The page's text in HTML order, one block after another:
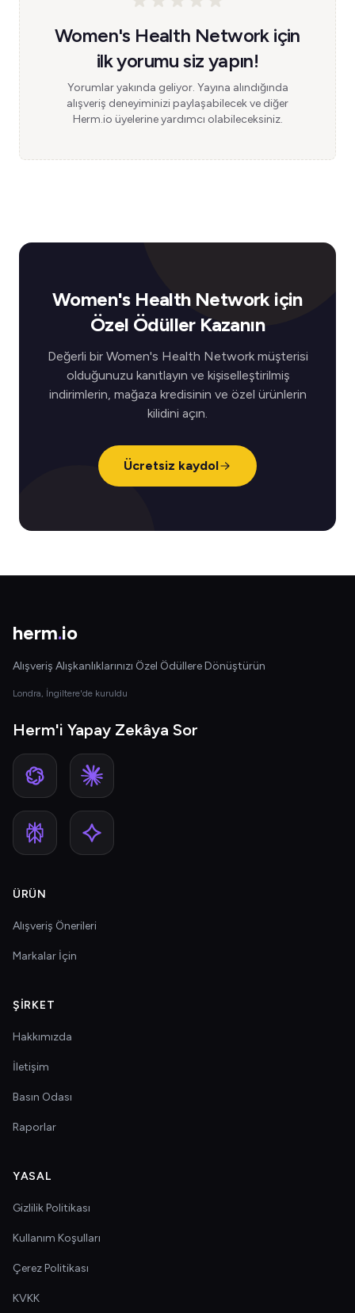
Women's Health Network için
ilk yorumu siz yapın!
Yorumlar yakında geliyor. Yayına alındığında
alışveriş deneyiminizi paylaşabilecek ve diğer
Herm.io üyelerine yardımcı olabileceksiniz.
Women's Health Network için
Özel Ödüller Kazanın
Değerli bir Women's Health Network müşterisi
olduğunuzu kanıtlayın ve kişiselleştirilmiş
indirimlerin, mağaza kredisinin ve özel ürünlerin
kilidini açın.
Ücretsiz kaydol
herm.io
Alışveriş Alışkanlıklarınızı Özel Ödüllere Dönüştürün
Londra, İngiltere'de kuruldu
Herm'i Yapay Zekâya Sor
ÜRÜN
Alışveriş Önerileri
Markalar İçin
ŞIRKET
Hakkımızda
İletişim
Basın Odası
Raporlar
YASAL
Gizlilik Politikası
Kullanım Koşulları
Çerez Politikası
KVKK